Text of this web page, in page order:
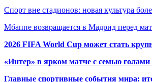
Спорт вне стадионов: новая культура
Мбаппе возвращается в Мадрид перед
2026 FIFA World Cup может стать
«Интер» в ярком матче с семью
Главные спортивные события мира: